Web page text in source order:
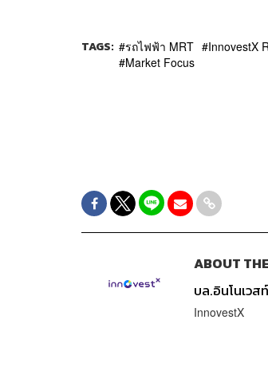
TAGS: รถไฟฟ้า MRT InnovestX
Market Focus
ABOUT
บล.อินโนเวส
InnovestX